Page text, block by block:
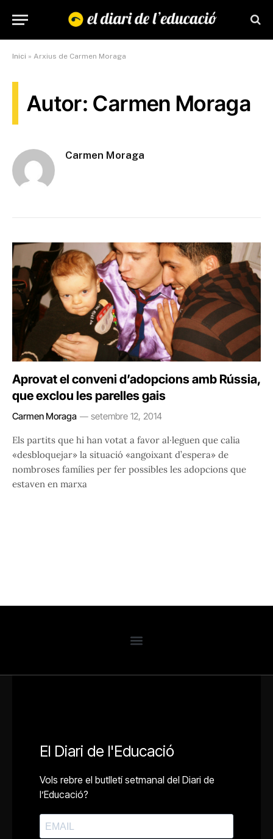
Inici » Arxius de Carmen Moraga
Autor: Carmen Moraga
Carmen Moraga
Aprovat el conveni d’adopcions amb Rússia,
que exclou les parelles gais
Carmen Moraga setembre 12, 2014
Els partits que hi han votat a favor al·leguen que calia
«desbloquejar» la situació «angoixant d’espera» de
nombroses famílies per fer possibles les adopcions que
estaven en marxa